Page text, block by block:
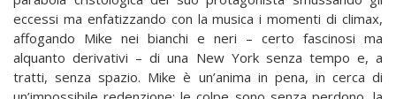
eccessi ma enfatizzando con la musica i momenti di climax,
affogando Mike nei bianchi e neri – certo fascinosi ma
alquanto derivativi – di una New York senza tempo e, a
tratti, senza spazio. Mike è un’anima in pena, in cerca di